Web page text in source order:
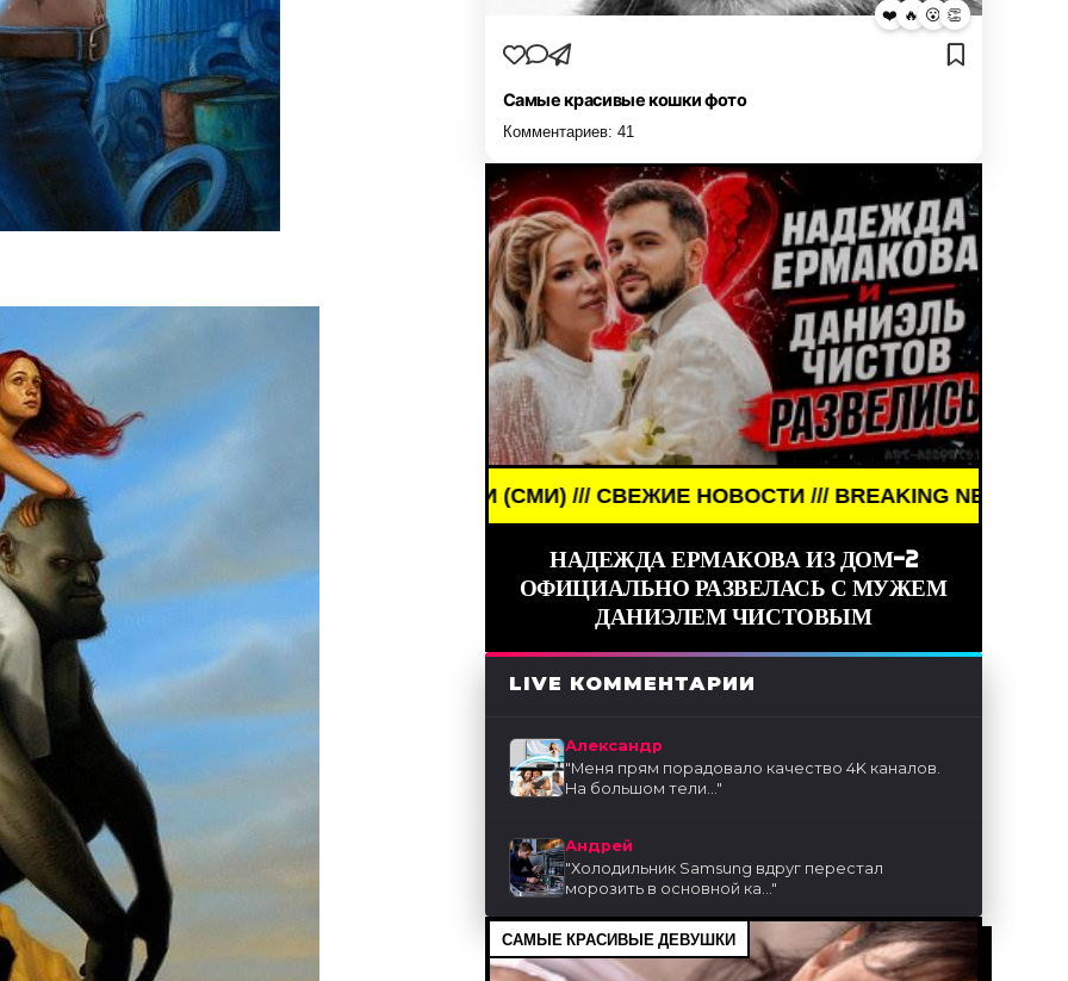
❤️ 🔥 😮 👏
Самые красивые кошки фото
Комментариев: 41
NEWS /// НОВОСТИ (СМИ) /// СВЕЖИЕ НОВОСТИ /// BREAKING NEWS /// НОВОСТИ (СМИ) ///
НАДЕЖДА ЕРМАКОВА ИЗ ДОМ-2
ОФИЦИАЛЬНО РАЗВЕЛАСЬ С МУЖЕМ
ДАНИЭЛЕМ ЧИСТОВЫМ
LIVE КОММЕНТАРИИ
Александр
"Меня прям порадовало качество 4K каналов.
На большом тели..."
Андрей
"Холодильник Samsung вдруг перестал
морозить в основной ка..."
САМЫЕ КРАСИВЫЕ ДЕВУШКИ